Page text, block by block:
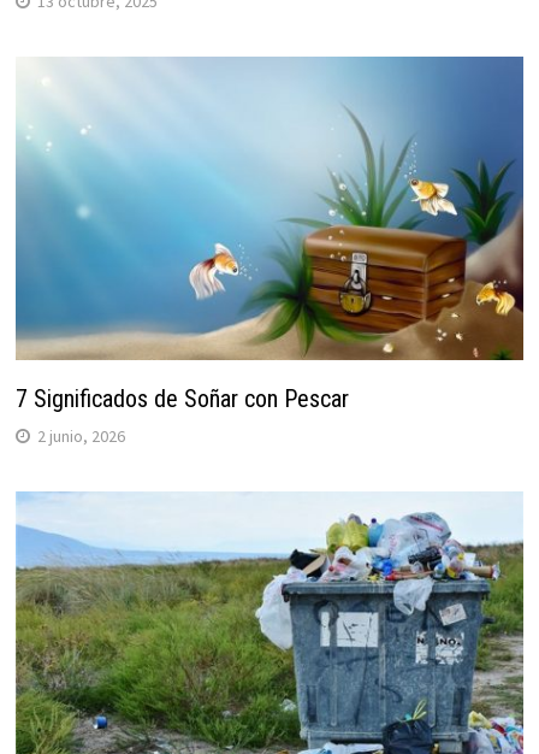
7 Significados de Soñar con Pescar
2 junio, 2026